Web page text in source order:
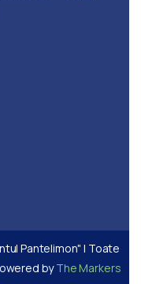
Pantelimon" | Toate
byThe Markers